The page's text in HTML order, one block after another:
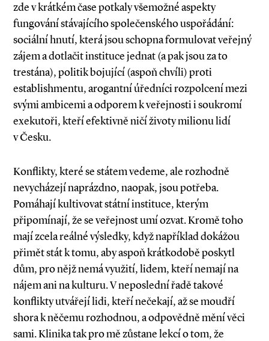
zde v krátkém čase potkaly všemožné aspekty
fungování stávajícího společenského uspořádání:
sociální hnutí, která jsou schopna formulovat veřejný
zájem a dotlačit instituce jednat (a pak jsou za to
trestána), politik bojující (aspoň chvíli) proti
establishmentu, arogantní úředníci rozpolcení mezi
svými ambicemi a odporem k veřejnosti i soukromí
exekutoři, kteří efektivně ničí životy milionu lidí
v Česku.
Konflikty, které se státem vedeme, ale rozhodně
nevycházejí naprázdno, naopak, jsou potřeba.
Pomáhají kultivovat státní instituce, kterým
připomínají, že se veřejnost umí ozvat. Kromě toho
mají zcela reálné výsledky, když například dokážou
přimět stát k tomu, aby aspoň krátkodobě poskytl
dům, pro nějž nemá využití, lidem, kteří nemají na
nájem ani na kulturu. V neposlední řadě takové
konflikty utvářejí lidi, kteří nečekají, až se moudří
shora k něčemu rozhodnou, a odpovědně mění věci
sami. Klinika tak pro mě zůstane lekcí o tom, že